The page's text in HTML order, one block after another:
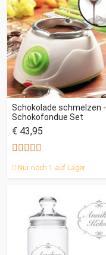
Schokolade schmelzen -
Schokofondue Set
€ 43,95
Nur noch 1 auf Lager